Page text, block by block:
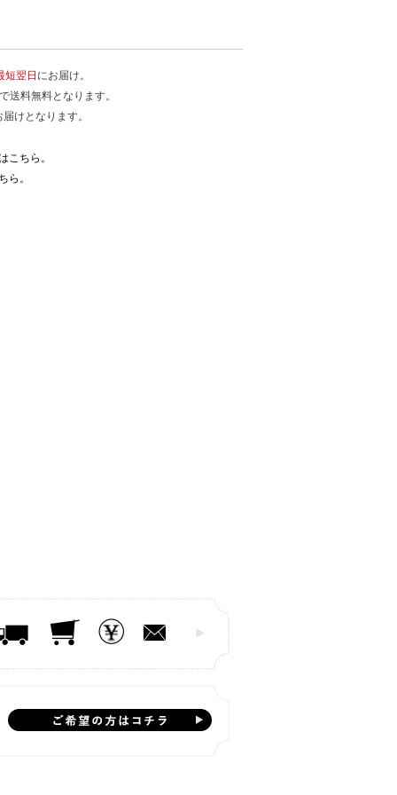
短翌日 にお届け。
送料無料となります。
けとなります。
こちら。
ら。